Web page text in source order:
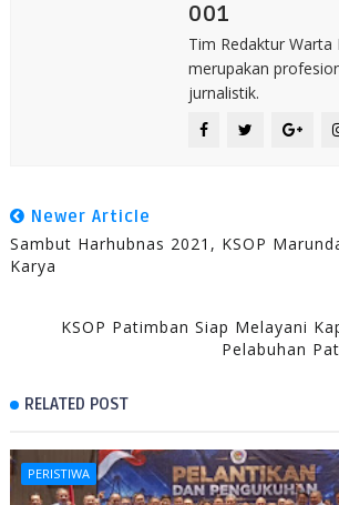
001
Tim Redaktur Warta
merupakan
jurnalistik.
Newer Article
Sambut Harhubnas 2021, KSOP
Karya
KSOP Patimban Siap Melayani
Pelabuhan
RELATED POST
PERISTIWA